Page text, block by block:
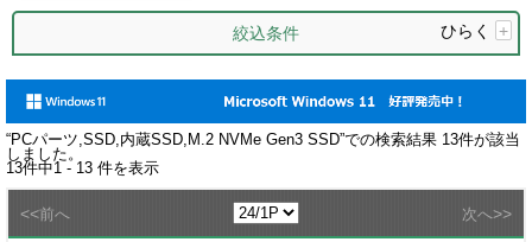
絞込条件 ひらく +
“PCパーツ,SSD,内蔵SSD,M.2 NVMe Gen3 SSD”での検索結果 13件が該当
しました。
13件中1 - 13 件を表示
<<前へ 次へ>>